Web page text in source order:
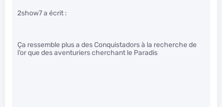
2show7 a écrit :
Ça ressemble plus a des Conquistadors à la recherche de
l’or que des aventuriers cherchant le Paradis